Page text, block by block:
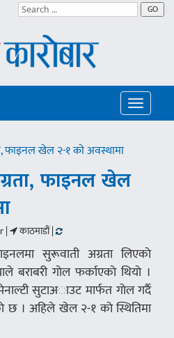
GO
Toggle
फाइनल खेल २-१ काे अवस्थामा
फाइनल खेल
| काठमाडौं |
सुरूवाती अग्रता लिएकाे
बराबरी गाेल फर्काएकाे थियाे ।
सुटाअाउट मार्फत गाेल गर्दै
छ । अहिले खेल २-१ काे स्थितिमा